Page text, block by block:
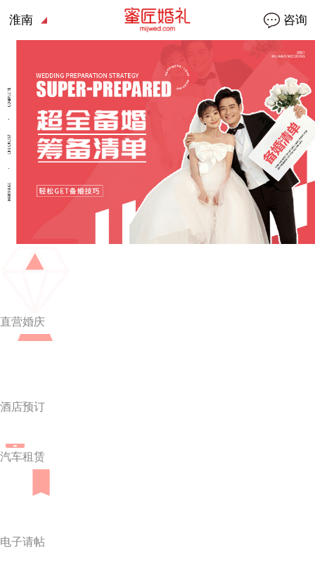
淮南 咨询
直营婚庆
酒店预订
汽车租赁
电子请帖